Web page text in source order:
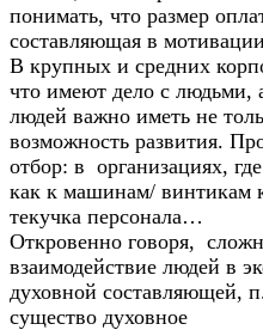
понимать, что размер
составляющая в
В крупных и средних
что имеют дело с людьми,
людей важно иметь не
возможность развития.
отбор: в организациях,
как к машинам/ винтикам
текучка персонала…
Откровенно говоря,
взаимодействие людей в
духовной составляющей,
существо духовное